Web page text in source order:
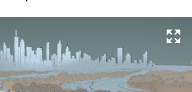
Развернуть